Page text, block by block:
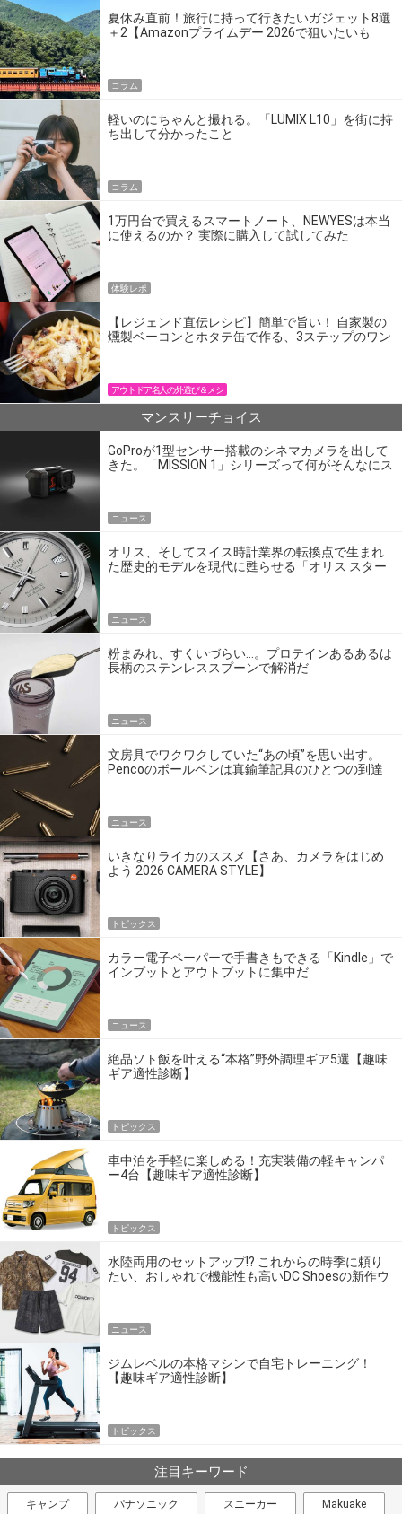
夏休み直前！旅行に持って行きたいガジェット8選
＋2【Amazonプライムデー 2026で狙いたいも
コラム
軽いのにちゃんと撮れる。「LUMIX L10」を街に持
ち出して分かったこと
コラム
1万円台で買えるスマートノート、NEWYESは本当
に使えるのか？ 実際に購入して試してみた
体験レポ
【レジェンド直伝レシピ】簡単で旨い！ 自家製の
燻製ベーコンとホタテ缶で作る、3ステップのワン
アウトドア名人の外遊び＆メシ
マンスリーチョイス
GoProが1型センサー搭載のシネマカメラを出して
きた。「MISSION 1」シリーズって何がそんなにス
ニュース
オリス、そしてスイス時計業界の転換点で生まれ
た歴史的モデルを現代に甦らせる「オリス スター
ニュース
粉まみれ、すくいづらい…。プロテインあるあるは
長柄のステンレススプーンで解消だ
ニュース
文房具でワクワクしていた“あの頃”を思い出す。
Pencoのボールペンは真鍮筆記具のひとつの到達
ニュース
いきなりライカのススメ【さあ、カメラをはじめ
よう 2026 CAMERA STYLE】
トピックス
カラー電子ペーパーで手書きもできる「Kindle」で
インプットとアウトプットに集中だ
ニュース
絶品ソト飯を叶える“本格”野外調理ギア5選【趣味
ギア適性診断】
トピックス
車中泊を手軽に楽しめる！充実装備の軽キャンパ
ー4台【趣味ギア適性診断】
トピックス
水陸両用のセットアップ!? これからの時季に頼り
たい、おしゃれで機能性も高いDC Shoesの新作ウ
ニュース
ジムレベルの本格マシンで自宅トレーニング！
【趣味ギア適性診断】
トピックス
注目キーワード
キャンプ パナソニック スニーカー Makuake